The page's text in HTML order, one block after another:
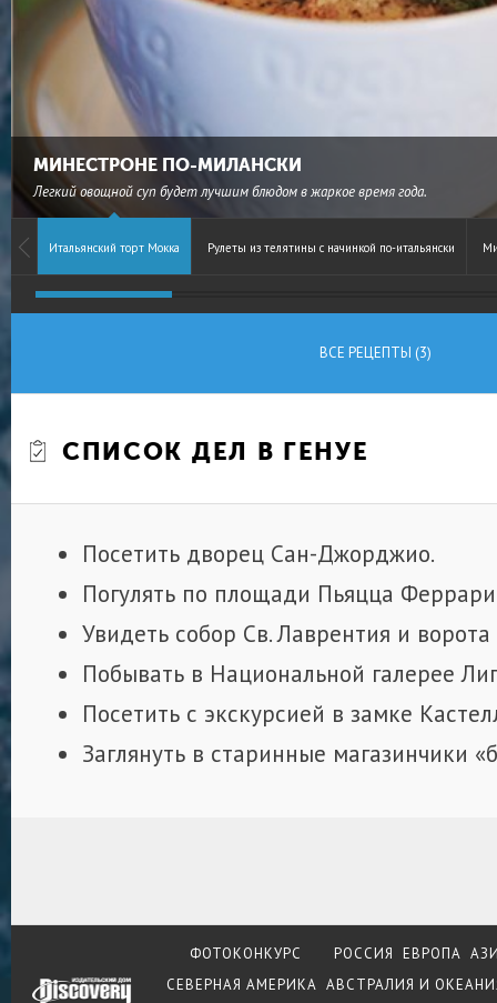
МИНЕСТРОНЕ ПО-МИЛАНСКИ
Легкий овощной суп будет лучшим блюдом в жаркое время года.
Итальянский торт Мокка Рулеты из телятины с начинкой по-итальянски
ВСЕ РЕЦЕПТЫ (3)
СПИСОК ДЕЛ В ГЕНУЕ
Посетить дворец Сан-Джорджио.
Погулять по площади Пьяцца
Увидеть собор Св. Лаврентия и
Побывать в Национальной галерее
Посетить с экскурсией в замке
Заглянуть в старинные магазинчики
ФОТОКОНКУРС РОССИЯ ЕВРОПА
СЕВЕРНАЯ АМЕРИКА АВСТРАЛИЯ И